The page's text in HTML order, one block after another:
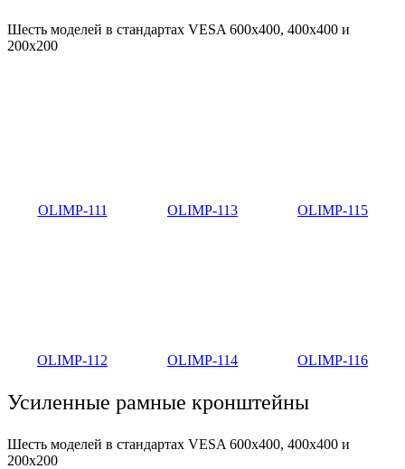
Шесть моделей в стандартах VESA 600x400, 400x400 и
200x200
OLIMP-111 OLIMP-113 OLIMP-115
OLIMP-112 OLIMP-114 OLIMP-116
Усиленные рамные кронштейны
Шесть моделей в стандартах VESA 600x400, 400x400 и
200x200